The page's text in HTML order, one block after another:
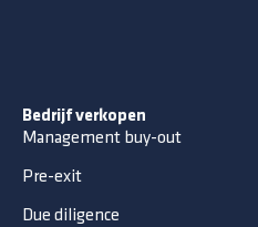
Bedrijf verkopen
Management buy-out
Pre-exit
Due diligence